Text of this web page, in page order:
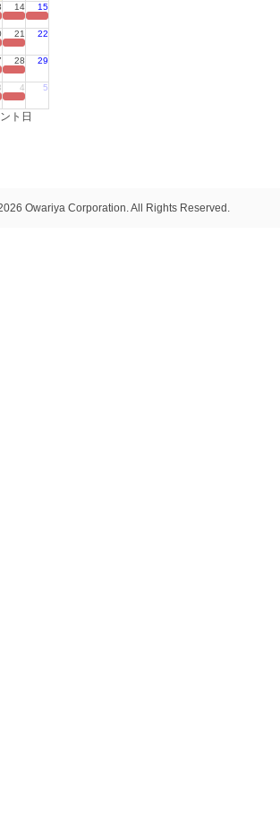
14 15
21 22
28 29
4 5
ト日
Owariya Corporation. All Rights Reserved.